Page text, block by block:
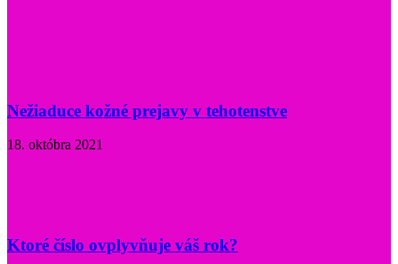
Nežiaduce kožné prejavy v tehotenstve
18. októbra 2021
Ktoré číslo ovplyvňuje váš rok?